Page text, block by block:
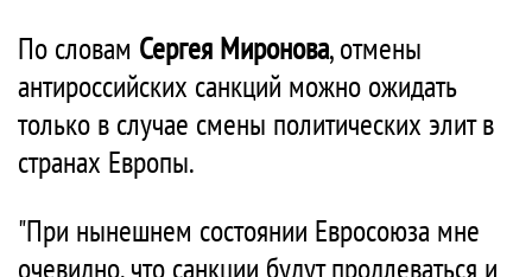
По словам Сергея Миронова, отмены
антироссийских санкций можно ожидать
только в случае смены политических элит в
странах Европы.
"При нынешнем состоянии Евросоюза мне
очевидно, что санкции будут продлеваться и